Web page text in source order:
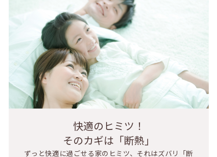
快適のヒミツ！
そのカギは「断熱」
ずっと快適に過ごせる家のヒミツ、それはズバリ「断